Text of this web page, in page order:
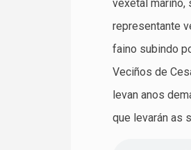
vexetal mariño,
representante
faino subindo
Veciños de
levan anos
que levarán as